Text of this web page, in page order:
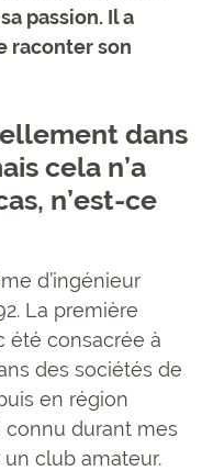
passion. Il a
raconter son
dans
cela n’a
n’est-ce
d’ingénieur
La première
été consacrée à
des sociétés de
en région
connu durant mes
club amateur.